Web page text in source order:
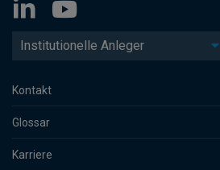
Institutionelle Anleger
Kontakt
Glossar
Karriere